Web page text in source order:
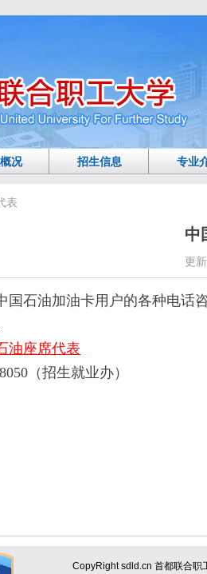
况 招生信息 专业
中
表
国石油加油卡用户的各种电话
油座席代表
（招生就业办）
更
CopyRight sdld.cn 首都联合